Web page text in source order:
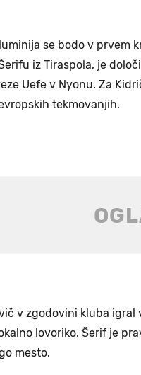
se bodo v prvem
iz Tiraspola, je
Uefe v Nyonu. Za
tekmovanjih.
v zgodovini kluba igral
lovoriko. Šerif je
mesto.